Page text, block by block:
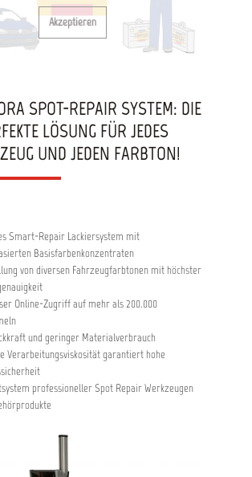
Akzeptieren
SPOT-REPAIR SYSTEM: DIE
LÖSUNG FÜR JEDES
UND JEDEN FARBTON!
Smart-Repair Lackiersystem mit
Basisfarbenkonzentraten
von diversen Fahrzeugfarbtonen mit höchster
Online-Zugriff auf mehr als 200.000
und geringer Materialverbrauch
Verarbeitungsviskosität garantiert hohe
professioneller Spot Repair Werkzeugen